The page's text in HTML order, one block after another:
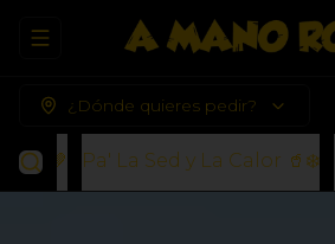
Abrir menu de navegación
¿Dónde quieres pedir?
🍪🤎 Pa' La Sed y La Calor 🥤❄️